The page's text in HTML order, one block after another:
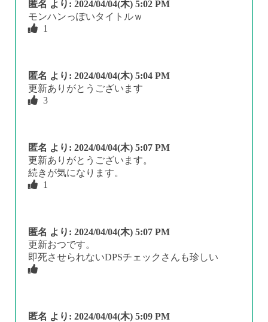
匿名 より: 2024/04/04(木) 5:02 PM
モンハンっぽいタイトルｗ
1
匿名 より: 2024/04/04(木) 5:04 PM
更新ありがとうございます
3
匿名 より: 2024/04/04(木) 5:07 PM
更新ありがとうございます。
続きが気になります。
1
匿名 より: 2024/04/04(木) 5:07 PM
更新おつです。
即死させられないDPSチェックさんも珍しい
匿名 より: 2024/04/04(木) 5:09 PM